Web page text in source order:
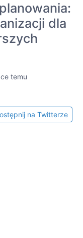
dla
temu
na Twitterze